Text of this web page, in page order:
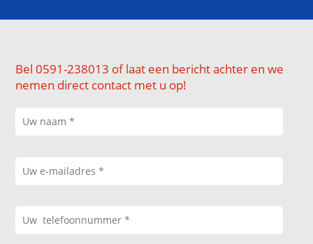
Bel 0591-238013 of laat een bericht achter en we
nemen direct contact met u op!